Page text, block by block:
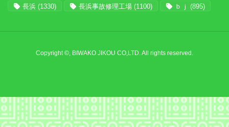
長浜 (1330) 長浜事故修理工場 (1100) ｂｊ (895)
Copyright ©, BIWAKO JIKOU CO,LTD. All rights reserved.